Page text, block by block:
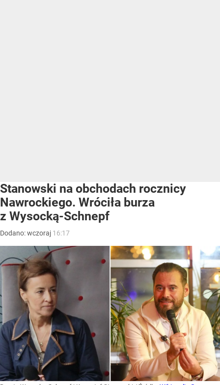
Stanowski na obchodach rocznicy
Nawrockiego. Wróciła burza
z Wysocką-Schnepf
Dodano:wczoraj 16:17